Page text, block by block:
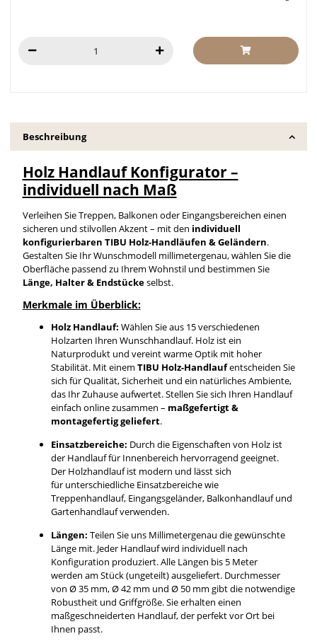
Beschreibung
Holz Handlauf Konfigurator –
individuell nach Maß
Verleihen Sie Treppen, Balkonen oder Eingangsbereichen einen
sicheren und stilvollen Akzent – mit den individuell
konfigurierbaren TIBU Holz-Handläufen & Geländern.
Gestalten Sie Ihr Wunschmodell millimetergenau, wählen Sie die
Oberfläche passend zu Ihrem Wohnstil und bestimmen Sie
Länge, Halter & Endstückeselbst.
Merkmale im Überblick:
Holz Handlauf: Wählen Sie aus 15 verschiedenen
Holzarten Ihren Wunschhandlauf. Holz ist ein
Naturprodukt und vereint warme Optik mit hoher
Stabilität. Mit einem TIBU Holz-Handlaufentscheiden Sie
sich für Qualität, Sicherheit und ein natürliches Ambiente,
das Ihr Zuhause aufwertet. Stellen Sie sich Ihren Handlauf
einfach online zusammen – maßgefertigt &
montagefertig geliefert.
Einsatzbereiche: Durch die Eigenschaften von Holz ist
der Handlauf für Innenbereich hervorragend geeignet.
Der Holzhandlauf ist modern und lässt sich
für unterschiedliche Einsatzbereiche wie
Treppenhandlauf, Eingangsgeländer, Balkonhandlauf und
Gartenhandlauf verwenden.
Längen: Teilen Sie uns Millimetergenau die gewünschte
Länge mit. Jeder Handlauf wird individuell nach
Konfiguration produziert. Alle Längen bis 5 Meter
werden am Stück (ungeteilt) ausgeliefert. Durchmesser
von Ø 35 mm, Ø 42 mm und Ø 50 mm gibt die notwendige
Robustheit und Griffgröße. Sie erhalten einen
maßgeschneiderten Handlauf, der perfekt vor Ort bei
Ihnen passt.